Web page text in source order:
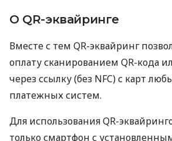
О QR-эквайринге
Вместе с тем QR-эквайринг
оплату сканированием QR-кода
через ссылку (без NFC) с карт
платежных систем.
Для использования QR-
только смартфон с